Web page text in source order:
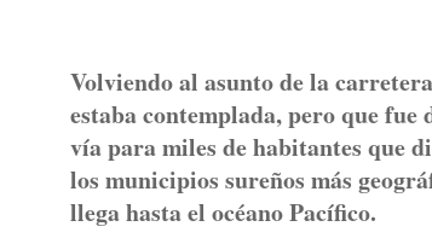
Volviendo al asunto de la
estaba contemplada, pero que
vía para miles de habitantes que
los municipios sureños más
llega hasta el océano Pacífico.